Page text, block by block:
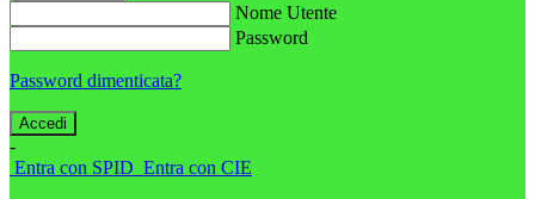
Nome Utente
Password
Password dimenticata?
-
Entra con SPID Entra con CIE